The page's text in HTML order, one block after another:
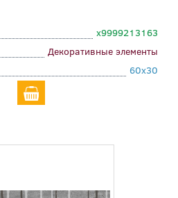
х9999213163
Декоративные элементы
60x30